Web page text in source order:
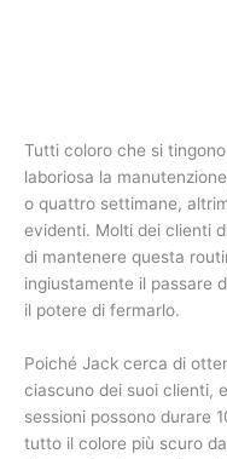
Tutti coloro che si
laboriosa la
o quattro settimane,
evidenti. Molti dei clienti
di mantenere questa
ingiustamente il passare
il potere di fermarlo.
Poiché Jack cerca di
ciascuno dei suoi clienti,
sessioni possono durare
tutto il colore più scuro